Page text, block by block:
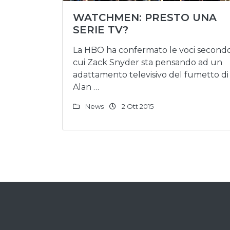
WATCHMEN: PRESTO UNA
SERIE TV?
La HBO ha confermato le voci
cui Zack Snyder sta pensando ad un
adattamento televisivo del fumetto di
Alan …
News 2 Ott 2015